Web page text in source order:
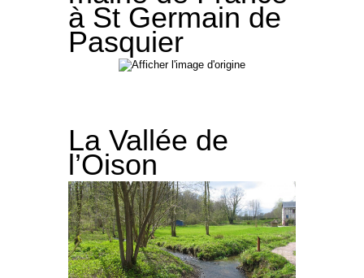
à St Germain de
Pasquier
La Vallée de
l’Oison